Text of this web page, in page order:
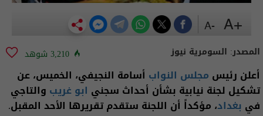
المصدر: السومرية نيوز 3,210 شوهد
أعلن رئيس مجلس النواب أسامة النجيفي، الخميس، عن
تشكيل لجنة نيابية بشأن أحداث سجني ابو غريب والتاجي
في بغداد، مؤكداً أن اللجنة ستقدم تقريرها الأحد المقبل.
+A
-A